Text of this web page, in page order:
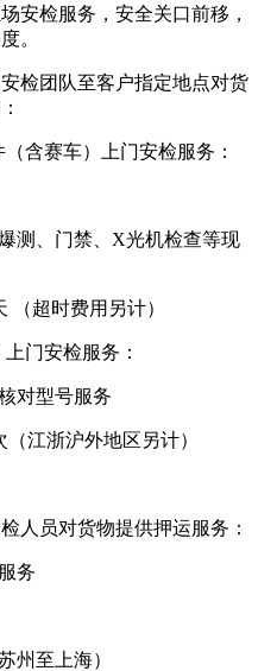
安检服务，安全关口前移，
。
检团队至客户指定地点对货
车）上门安检服务：
门禁、X光机检查等现
时费用另计）
安检服务：
型号服务
浙沪外地区另计）
对货物提供押运服务：
务
至上海）